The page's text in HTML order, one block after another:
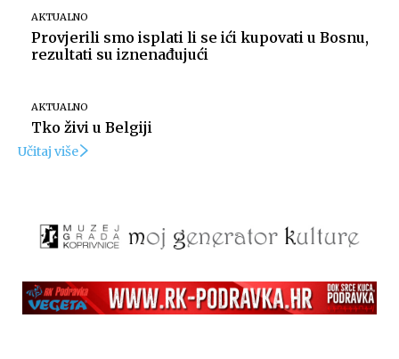
AKTUALNO
Provjerili smo isplati li se ići kupovati u Bosnu,
rezultati su iznenađujući
AKTUALNO
Tko živi u Belgiji
Učitaj više